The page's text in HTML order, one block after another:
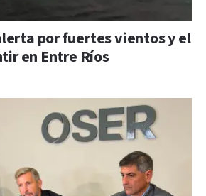
por fuertes vientos y el
en Entre Ríos